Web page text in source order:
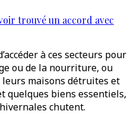
trouvé un accord avec
à ces secteurs pour
ou de la nourriture, ou
maisons détruites et
quelques biens essentiels,
chutent.